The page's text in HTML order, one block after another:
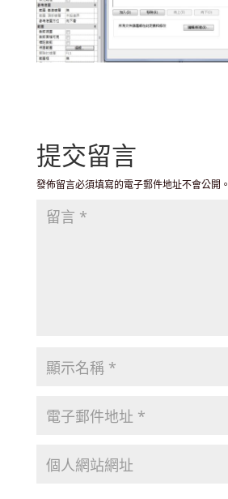
提交留言
發佈留言必須填寫的電子郵件地址不會公開。